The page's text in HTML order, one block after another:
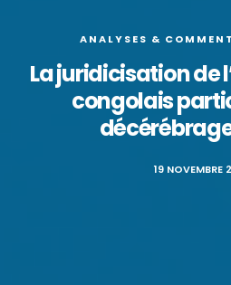
ANALYSES &
La juridicisation de
congolais
19 NOVEMBRE